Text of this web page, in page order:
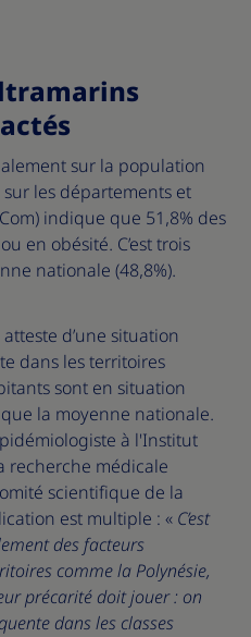
sur la population
les départements et
indique que 51,8% des
en obésité. C’est trois
nationale (48,8%).
d’une situation
dans les territoires
sont en situation
que la moyenne nationale.
à l'Institut
recherche médicale
scientifique de la
est multiple : « C’est
des facteurs
comme la Polynésie,
précarité doit jouer : on
dans les classes